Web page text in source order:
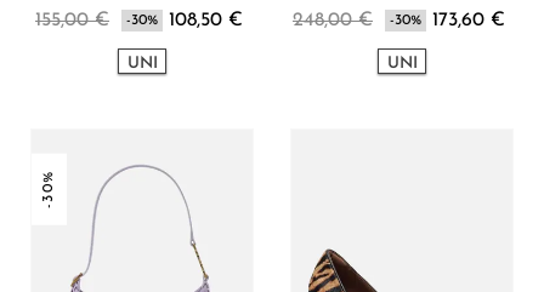
155,00 € -30% 108,50 €
UNI
248,00 € -30% 173,60 €
UNI
-30%